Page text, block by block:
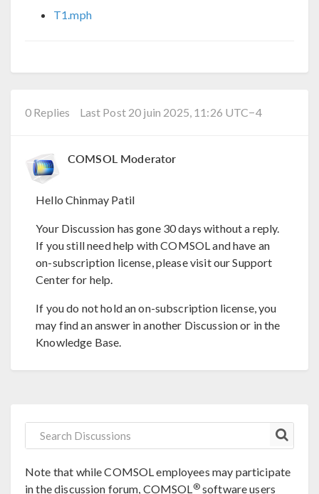
T1.mph
0 Replies Last Post 20 juin 2025, 11:26 UTC−4
COMSOL Moderator
Hello Chinmay Patil
Your Discussion has gone 30 days without a reply.
If you still need help with COMSOL and have an
on-subscription license, please visit our Support
Center for help.
If you do not hold an on-subscription license, you
may find an answer in another Discussion or in the
Knowledge Base.
Note that while COMSOL employees may participate
in the discussion forum, COMSOL®software users